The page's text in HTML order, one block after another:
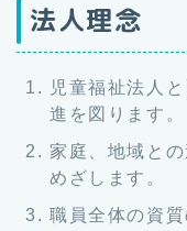
法人理念
児童福祉法人
進を図ります。
家庭、地域と
めざします。
職員全体の資